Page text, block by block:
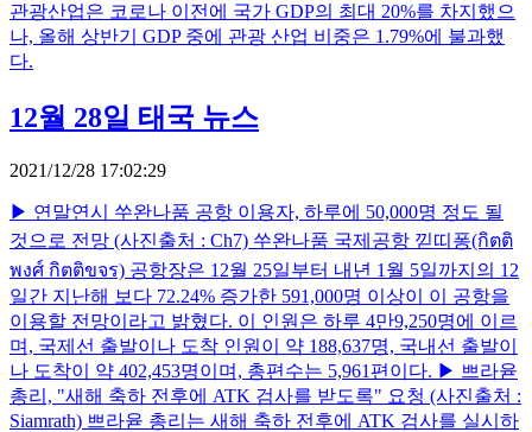
관광산업은 코로나 이전에 국가 GDP의 최대 20%를 차지했으
나, 올해 상반기 GDP 중에 관광 산업 비중은 1.79%에 불과했
다.
12월 28일 태국 뉴스
2021/12/28 17:02:29
▶ 연말연시 쑤완나품 공항 이용자, 하루에 50,000명 정도 될
것으로 전망 (사진출처 : Ch7) 쑤완나품 국제공항 낃띠퐁(กิตติ
พงศ์ กิตติขจร) 공항장은 12월 25일부터 내년 1월 5일까지의 12
일간 지난해 보다 72.24% 증가한 591,000명 이상이 이 공항을
이용할 전망이라고 밝혔다. 이 인원은 하루 4만9,250명에 이르
며, 국제선 출발이나 도착 인원이 약 188,637명, 국내선 출발이
나 도착이 약 402,453명이며, 총편수는 5,961편이다. ▶ 쁘라윧
총리, "새해 축하 전후에 ATK 검사를 받도록" 요청 (사진출처 :
Siamrath) 쁘라윧 총리는 새해 축하 전후에 ATK 검사를 실시하